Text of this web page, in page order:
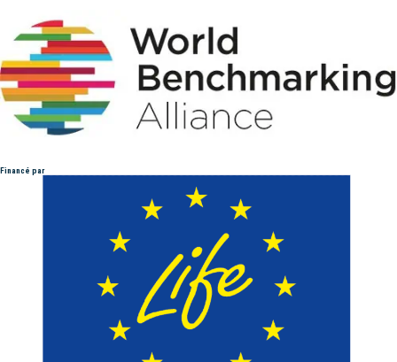
Financé par